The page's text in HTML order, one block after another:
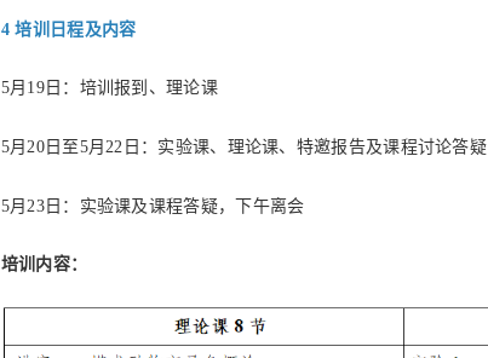
4 培训日程及内容
5月19日：培训报到、理论课
5月20日至5月22日：实验课、理论课、特邀报告及课程讨论答疑
5月23日：实验课及课程答疑，下午离会
培训内容：